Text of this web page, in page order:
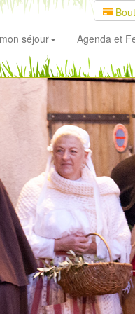
séjour Agenda et